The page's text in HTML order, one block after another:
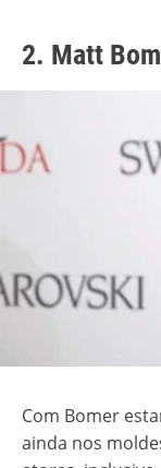
2. Matt
Com Bomer
ainda nos